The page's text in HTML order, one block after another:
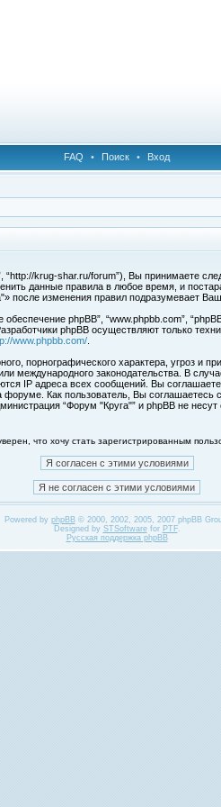
FAQ • Поиск • Вход
krug-shar.ru/forum”), Вы принимаете
данные правила в любое время, и
после изменения правил подразумевает
phpBB”, “www.phpbb.com”,
phpBB осуществляют только
www.phpbb.com/
порнографического характера, угроз
международного законодательства. В
IP адреса всех сообщений. Вы
Как пользователь, Вы
“Форум "Круга"” и phpBB не несут
что хочу стать зарегистрированным
Powered by phpBB© 2000, 2002, 2005, 2007 phpBB
Designed by STSoftwarefor PTF.
Русская поддержка phpBB